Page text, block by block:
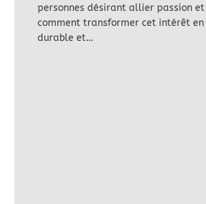
personnes désirant allier passion
comment transformer cet intérêt en
durable et…